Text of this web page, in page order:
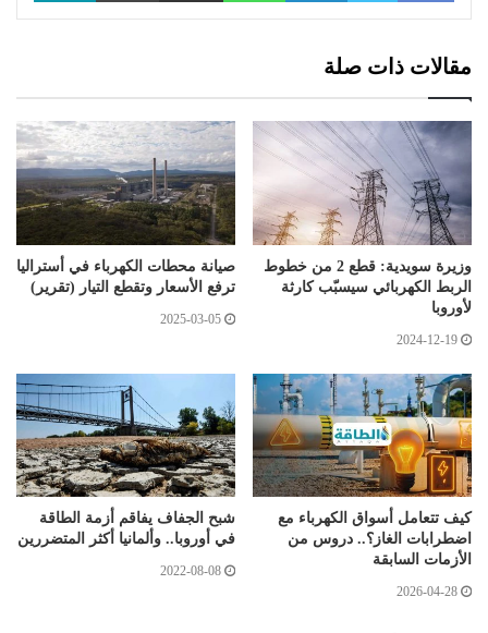
مقالات ذات صلة
وزيرة سويدية: قطع 2 من خطوط
الربط الكهربائي سيسبّب كارثة
لأوروبا
2024-12-19
صيانة محطات الكهرباء في أستراليا
ترفع الأسعار وتقطع التيار (تقرير)
2025-03-05
كيف تتعامل أسواق الكهرباء مع
اضطرابات الغاز؟.. دروس من
الأزمات السابقة
2026-04-28
شبح الجفاف يفاقم أزمة الطاقة
في أوروبا.. وألمانيا أكثر المتضررين
2022-08-08